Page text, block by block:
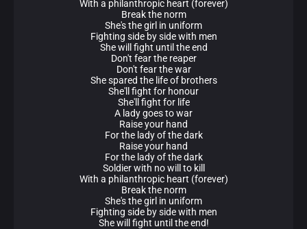
With a philanthropic heart (forever)
Break the norm
She's the girl in uniform
Fighting side by side with men
She will fight until the end
Don't fear the reaper
Don't fear the war
She spared the life of brothers
She'll fight for honour
She'll fight for life
A lady goes to war
Raise your hand
For the lady of the dark
Raise your hand
For the lady of the dark
Soldier with no will to kill
With a philanthropic heart (forever)
Break the norm
She's the girl in uniform
Fighting side by side with men
She will fight until the end!